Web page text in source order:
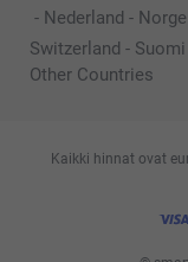
- Nederland - Norge
Switzerland - Suomi
Other Countries
Kaikki hinnat ovat